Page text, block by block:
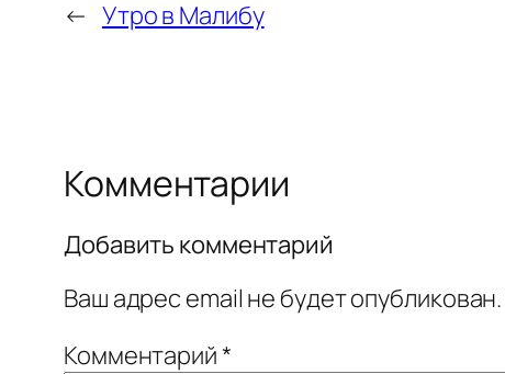
← Утро в Малибу
Комментарии
Добавить комментарий
Ваш адрес email не будет опубликован.
Комментарий*